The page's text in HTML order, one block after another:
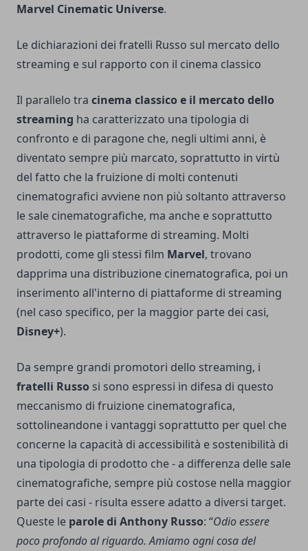
Marvel Cinematic Universe.
Le dichiarazioni dei fratelli Russo sul mercato dello
streaming e sul rapporto con il cinema classico
Il parallelo tra cinema classico e il mercato dello
streaming ha caratterizzato una tipologia di
confronto e di paragone che, negli ultimi anni, è
diventato sempre più marcato, soprattutto in virtù
del fatto che la fruizione di molti contenuti
cinematografici avviene non più soltanto attraverso
le sale cinematografiche, ma anche e soprattutto
attraverso le piattaforme di streaming. Molti
prodotti, come gli stessi film Marvel, trovano
dapprima una distribuzione cinematografica, poi un
inserimento all'interno di piattaforme di streaming
(nel caso specifico, per la maggior parte dei casi,
Disney+).
Da sempre grandi promotori dello streaming, i
fratelli Russo si sono espressi in difesa di questo
meccanismo di fruizione cinematografica,
sottolineandone i vantaggi soprattutto per quel che
concerne la capacità di accessibilità e sostenibilità di
una tipologia di prodotto che - a differenza delle sale
cinematografiche, sempre più costose nella maggior
parte dei casi - risulta essere adatto a diversi target.
Queste le parole di Anthony Russo: “Odio essere
poco profondo al riguardo. Amiamo ogni cosa del